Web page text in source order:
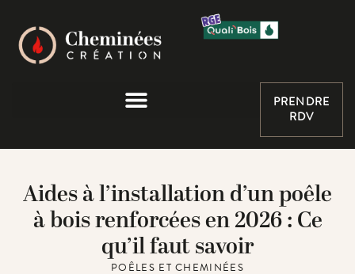
PRENDRE
RDV
Aides à l’installation d’un poêle
à bois renforcées en 2026 : Ce
qu’il faut savoir
POÊLES ET CHEMINÉES